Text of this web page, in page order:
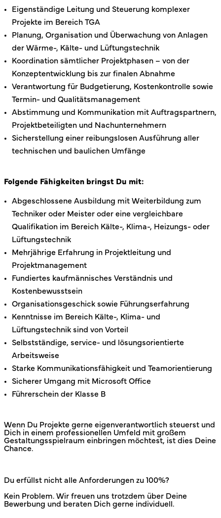
Eigenständige Leitung und Steuerung komplexer
Projekte im Bereich TGA
Planung, Organisation und Überwachung von Anlagen
der Wärme-, Kälte- und Lüftungstechnik
Koordination sämtlicher Projektphasen – von der
Konzeptentwicklung bis zur finalen Abnahme
Verantwortung für Budgetierung, Kostenkontrolle sowie
Termin- und Qualitätsmanagement
Abstimmung und Kommunikation mit Auftragspartnern,
Projektbeteiligten und Nachunternehmern
Sicherstellung einer reibungslosen Ausführung aller
technischen und baulichen Umfänge
Folgende Fähigkeiten bringst Du mit:
Abgeschlossene Ausbildung mit Weiterbildung zum
Techniker oder Meister oder eine vergleichbare
Qualifikation im Bereich Kälte-, Klima-, Heizungs- oder
Lüftungstechnik
Mehrjährige Erfahrung in Projektleitung und
Projektmanagement
Fundiertes kaufmännisches Verständnis und
Kostenbewusstsein
Organisationsgeschick sowie Führungserfahrung
Kenntnisse im Bereich Kälte-, Klima- und
Lüftungstechnik sind von Vorteil
Selbstständige, service- und lösungsorientierte
Arbeitsweise
Starke Kommunikationsfähigkeit und Teamorientierung
Sicherer Umgang mit Microsoft Office
Führerschein der Klasse B
Wenn Du Projekte gerne eigenverantwortlich steuerst und
Dich in einem professionellen Umfeld mit großem
Gestaltungsspielraum einbringen möchtest, ist dies Deine
Chance.
Du erfüllst nicht alle Anforderungen zu 100%?
Kein Problem. Wir freuen uns trotzdem über Deine
Bewerbung und beraten Dich gerne individuell.